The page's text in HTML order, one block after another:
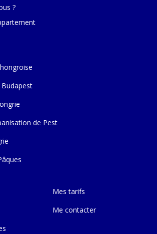
?
de Pest
Mes tarifs
Me contacter